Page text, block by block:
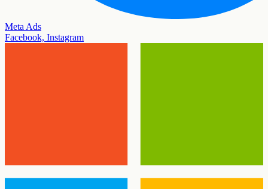
Meta Ads
Facebook, Instagram